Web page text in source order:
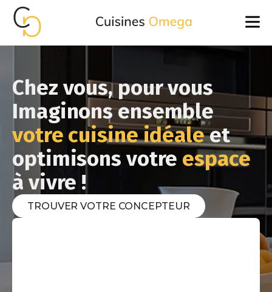
Chez vous, pour vous
Imaginons ensemble
votre cuisine idéaleet
optimisons votre espace
à vivre !
TROUVER VOTRE CONCEPTEUR